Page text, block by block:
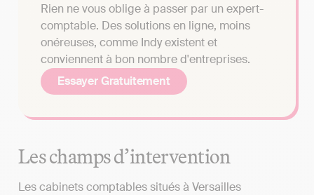
Rien ne vous oblige à passer par un expert-
comptable. Des solutions en ligne, moins
onéreuses, comme Indy existent et
conviennent à bon nombre d'entreprises.
Essayer Gratuitement
Les champs d’intervention
Les cabinets comptables situés à Versailles